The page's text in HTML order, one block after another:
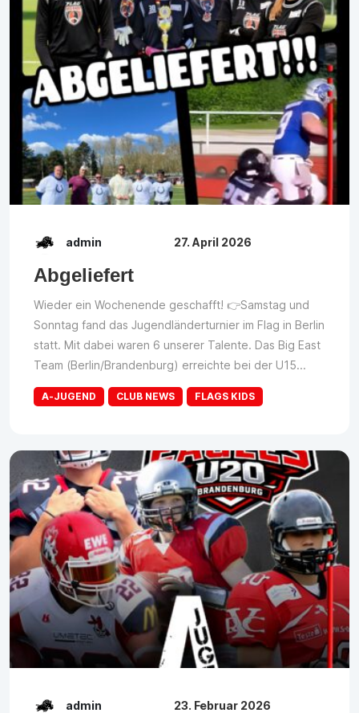
admin 27. April 2026
Abgeliefert
Wieder ein Wochenende geschafft! 👉Samstag und
Sonntag fand das Jugendländerturnier im Flag in Berlin
statt. Mit dabei waren 6 unserer Talente. Das Big East
Team (Berlin/Brandenburg) erreichte bei der U15...
A-JUGEND CLUB NEWS FLAGS KIDS
admin 23. Februar 2026